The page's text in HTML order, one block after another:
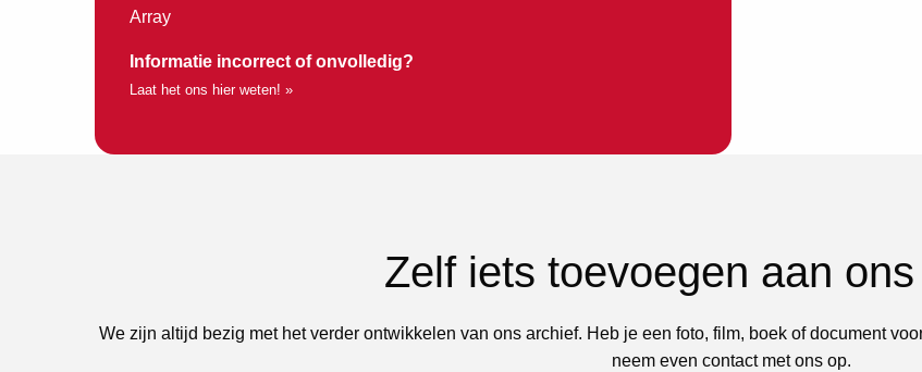
Array
Informatie incorrect of onvolledig?
Laat het ons hier weten! »
Zelf iets toevoegen aan
We zijn altijd bezig met het verder ontwikkelen van ons archief. Heb je een foto, film, boek of document
neem even contact met ons op.